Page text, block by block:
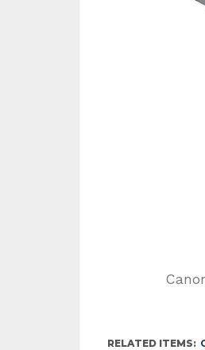
RELATED ITEMS: